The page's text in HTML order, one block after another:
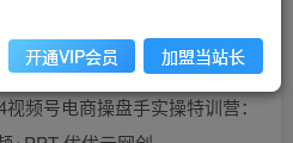
开通VIP会员 加盟当站长